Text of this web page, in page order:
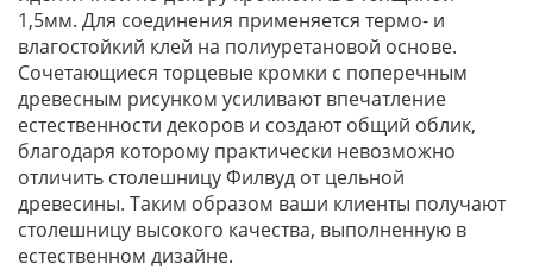
1,5мм. Для соединения применяется термо- и
влагостойкий клей на полиуретановой основе.
Сочетающиеся торцевые кромки с поперечным
древесным рисунком усиливают впечатление
естественности декоров и создают общий облик,
благодаря которому практически невозможно
отличить столешницу Филвуд от цельной
древесины. Таким образом ваши клиенты получают
столешницу высокого качества, выполненную в
естественном дизайне.